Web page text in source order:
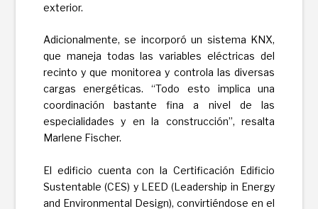
exterior.
Adicionalmente, se incorporó un sistema KNX,
que maneja todas las variables eléctricas del
recinto y que monitorea y controla las diversas
cargas energéticas. “Todo esto implica una
coordinación bastante fina a nivel de las
especialidades y en la construcción”, resalta
Marlene Fischer.
El edificio cuenta con la Certificación Edificio
Sustentable (CES) y LEED (Leadership in Energy
and Environmental Design), convirtiéndose en el